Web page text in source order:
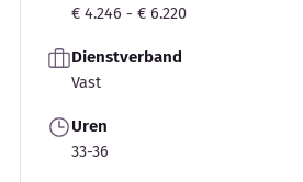
€ 4.246 - € 6.220
Dienstverband
Vast
Uren
33-36